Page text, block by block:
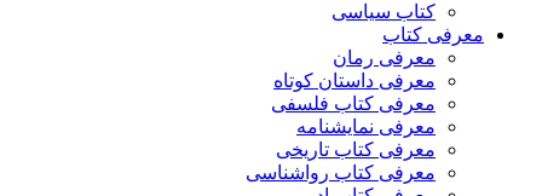
کتاب سیاسی
معرفی کتاب
معرفی رمان
معرفی داستان کوتاه
معرفی کتاب فلسفی
معرفی نمایشنامه
معرفی کتاب تاریخی
معرفی کتاب رواشناسی